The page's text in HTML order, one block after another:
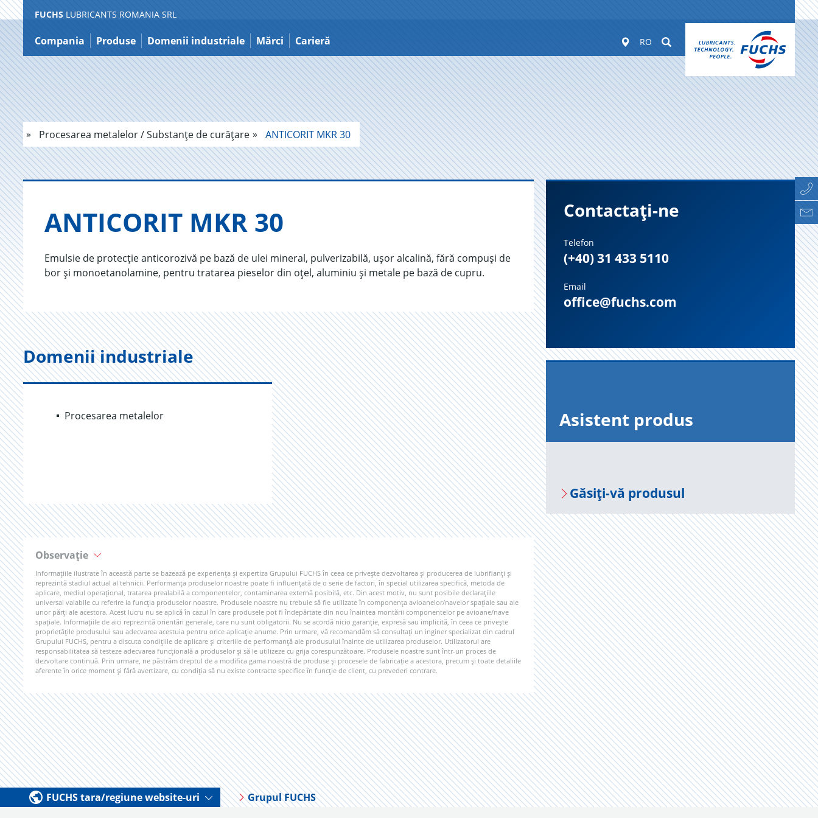
Sărire
la
conținut
FUCHS LUBRICANTS ROMANIA SRL
Compania Produse Domenii industriale Mărci Carieră Worldwide
RO Suchen
Procesarea metalelor / Substanțe de curățare ANTICORIT MKR 30
AN­TI­CO­RIT MKR 30
Emulsie de protecție anticorozivă pe bază de ulei mineral, pulverizabilă, ușor alcalină, fără compuși de
bor și monoetanolamine, pentru tratarea pieselor din oțel, aluminiu și metale pe bază de cupru.
Domenii industriale
Procesarea metalelor
Observație
Informațiile ilustrate în această parte se bazează pe experiența și expertiza Grupului FUCHS în ceea ce privește dezvoltarea și producerea de lubrifianți și
reprezintă stadiul actual al tehnicii. Performanța produselor noastre poate fi influențată de o serie de factori, în special utilizarea specifică, metoda de
aplicare, mediul operațional, tratarea prealabilă a componentelor, contaminarea externă posibilă, etc. Din acest motiv, nu sunt posibile declarațiile
universal valabile cu referire la funcția produselor noastre. Produsele noastre nu trebuie să fie utilizate în componența avioanelor/navelor spațiale sau ale
unor părți ale acestora. Acest lucru nu se aplică în cazul în care produsele pot fi îndepărtate din nou înaintea montării componentelor pe avioane/nave
spațiale. Informațiile de aici reprezintă orientări generale, care nu sunt obligatorii. Nu se acordă nicio garanție, expresă sau implicită, în ceea ce privește
proprietățile produsului sau adecvarea acestuia pentru orice aplicație anume. Prin urmare, vă recomandăm să consultați un inginer specializat din cadrul
Grupului FUCHS, pentru a discuta condițiile de aplicare și criteriile de performanță ale produsului înainte de utilizarea produselor. Utilizatorul are
responsabilitatea să testeze adecvarea funcțională a produselor și să le utilizeze cu grija corespunzătoare. Produsele noastre sunt într-un proces de
dezvoltare continuă. Prin urmare, ne păstrăm dreptul de a modifica gama noastră de produse și procesele de fabricație a acestora, precum și toate detaliile
aferente în orice moment și fără avertizare, cu condiția să nu existe contracte specifice în funcție de client, cu prevederi contrare.
Contactați-ne
Telefon
(+40) 31 433 5110
Email
office@fuchs.com
Asis­tent pro­dus
Gă­siți-vă pro­du­sul
FUCHS tara/regiune website-uri Grupul FUCHS